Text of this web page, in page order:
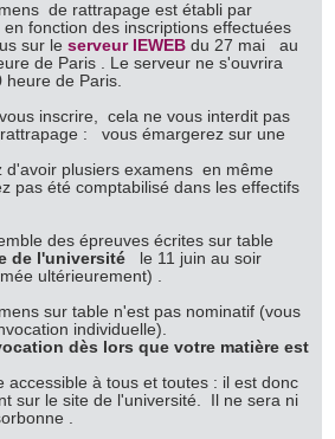
de rattrapage est établi par
fonction des inscriptions effectuées
sur leserveur IEWEB du 27 mai au
de Paris . Le serveur ne s'ouvrira
heure de Paris.
inscrire, cela ne vous interdit pas
: vous émargerez sur une
d'avoir plusiers examens en même
pas été comptabilisé dans les effectifs
des épreuves écrites sur table
de l'université le 11 juin au soir
ultérieurement) .
sur table n'est pas nominatif (vous
individuelle).
dès lors que votre matière est
accessible à tous et toutes : il est donc
sur le site de l'université. Il ne sera ni
.